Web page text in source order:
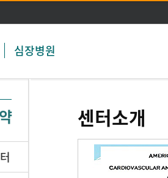
주메뉴 바로가기
본문 바로가기
심장병원
센터소개